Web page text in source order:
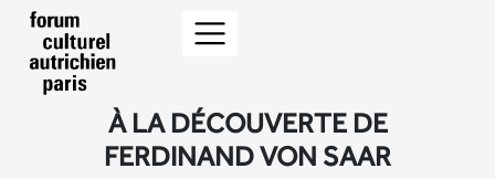
À LA DÉCOUVERTE DE
FERDINAND VON SAAR